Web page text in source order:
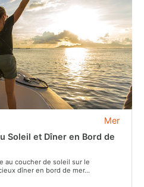
Mer
Soleil et Dîner en Bord de
au coucher de soleil sur le
dîner en bord de mer...